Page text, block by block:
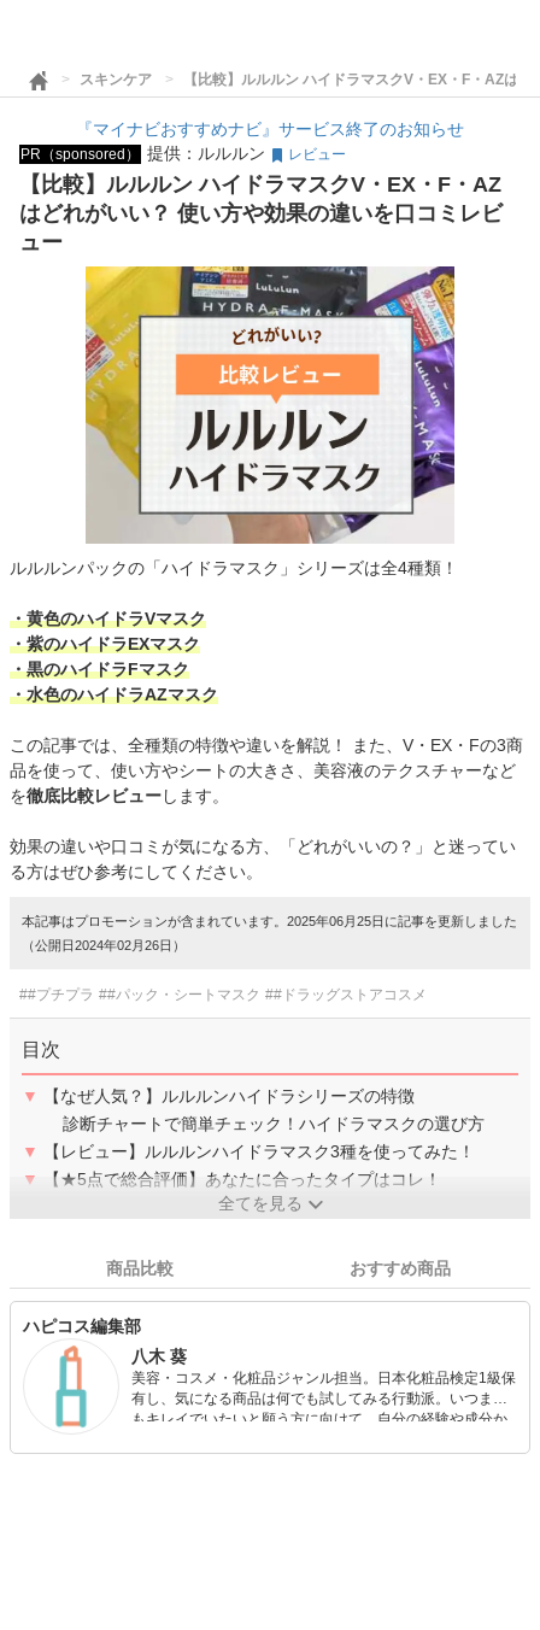
スキンケア 【比較】ルルルン ハイドラマスクV・EX・F・AZは
『マイナビおすすめナビ』サービス終了のお知らせ
PR（sponsored） 提供：ルルルン レビュー
【比較】ルルルン ハイドラマスクV・EX・F・AZ
はどれがいい？ 使い方や効果の違いを口コミレビ
ュー
ルルルンパックの「ハイドラマスク」シリーズは全4種類！
・黄色のハイドラVマスク
・紫のハイドラEXマスク
・黒のハイドラFマスク
・水色のハイドラAZマスク
この記事では、全種類の特徴や違いを解説！ また、V・EX・Fの3商
品を使って、使い方やシートの大きさ、美容液のテクスチャーなど
を徹底比較レビューします。
効果の違いや口コミが気になる方、「どれがいいの？」と迷ってい
る方はぜひ参考にしてください。
本記事はプロモーションが含まれています。2025年06月25日に記事を更新しました
（公開日2024年02月26日）
##プチプラ ##パック・シートマスク ##ドラッグストアコスメ
目次
▼
【なぜ人気？】ルルルンハイドラシリーズの特徴
診断チャートで簡単チェック！ハイドラマスクの選び方
▼
【レビュー】ルルルンハイドラマスク3種を使ってみた！
▼
【★5点で総合評価】あなたに合ったタイプはコレ！
全てを見る
商品比較 おすすめ商品
ハピコス編集部
八木 葵
美容・コスメ・化粧品ジャンル担当。日本化粧品検定1級保
有し、気になる商品は何でも試してみる行動派。いつまで
もキレイでいたいと願う方に向けて、自分の経験や成分か